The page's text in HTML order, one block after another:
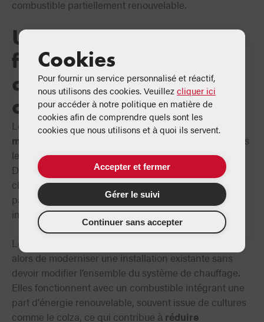
combustible partiellement renouvelable.
Une solution pour les
foyers encore
dépendants du
chauffage au fioul
Le chauffage au fioul reste une réalité pourplusieurs
millions de logements en France
, en particulier dans
les zones rurales ou dans des habitations anciennes.
Dans ces situations, l’installation d’une pompe à
chaleur ou d’un autre système de chauffage peut
parfois s’avérer complexe ou nécessiter des travaux
importants.
Les
alors de moderniser une installation existante sans
devoir modifier l’ensemble du système de chauffage.
Elles fonctionnent avec un combustible intégrant une
part d’énergie renouvelable, souvent issue de cultures
comme le colza, ce qui contribue à réduire
Cookies
Pour fournir un service personnalisé et réactif,
nous utilisons des cookies. Veuillezcliquer ici
pour accéder à notre politique en matière de
cookies afin de comprendre quels sont les
cookies que nous utilisons et à quoi ils servent.
Accepter et fermer
Gérer le suivi
Continuer sans accepter